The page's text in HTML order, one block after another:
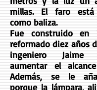
millas. El faro está
como baliza.
Fue construido en
reformado diez años
ingeniero
aumentar el
Además, se le
porque la lámpara,